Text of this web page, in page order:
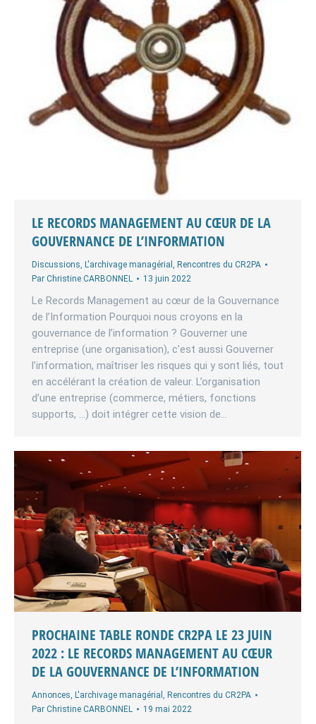
LE RECORDS MANAGEMENT AU CŒUR DE LA
GOUVERNANCE DE L’INFORMATION
Discussions, L'archivage managérial , Rencontres du CR2PA
Par Christine CARBONNEL 13 juin 2022
Le Records Management au cœur de la Gouvernance
de l’Information Pourquoi nous croyons en la
gouvernance de l’information ? Gouverner une
entreprise (une organisation), c’est aussi Gouverner
l’information, maîtriser les risques qui y sont liés, tout
en accélérant la création de valeur. L’organisation
d’une entreprise (commerce, métiers, fonctions
supports, …) doit intégrer cette vision de…
PROCHAINE TABLE RONDE CR2PA LE 23 JUIN
2022 : LE RECORDS MANAGEMENT AU CŒUR
DE LA GOUVERNANCE DE L’INFORMATION
Annonces, L'archivage managérial , Rencontres du CR2PA
Par Christine CARBONNEL 19 mai 2022